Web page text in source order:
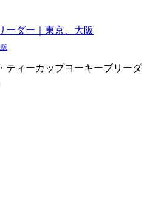
ティーカップヨーキーブリーダ